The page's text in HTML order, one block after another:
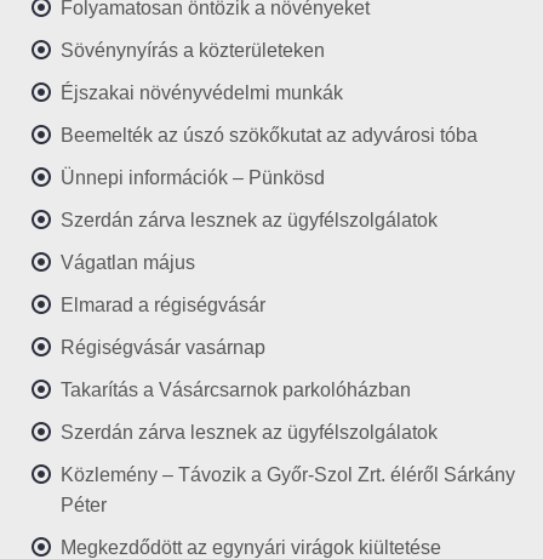
Folyamatosan öntözik a növényeket
Sövénynyírás a közterületeken
Éjszakai növényvédelmi munkák
Beemelték az úszó szökőkutat az adyvárosi tóba
Ünnepi információk – Pünkösd
Szerdán zárva lesznek az ügyfélszolgálatok
Vágatlan május
Elmarad a régiségvásár
Régiségvásár vasárnap
Takarítás a Vásárcsarnok parkolóházban
Szerdán zárva lesznek az ügyfélszolgálatok
Közlemény – Távozik a Győr-Szol Zrt. éléről Sárkány
Péter
Megkezdődött az egynyári virágok kiültetése